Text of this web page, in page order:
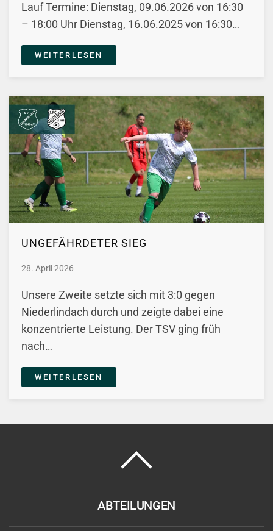
Lauf Termine: Dienstag, 09.06.2026 von 16:30
– 18:00 Uhr Dienstag, 16.06.2025 von 16:30…
WEITERLESEN
UNGEFÄHRDETER SIEG
28. April 2026
Unsere Zweite setzte sich mit 3:0 gegen
Niederlindach durch und zeigte dabei eine
konzentrierte Leistung. Der TSV ging früh
nach…
WEITERLESEN
ABTEILUNGEN